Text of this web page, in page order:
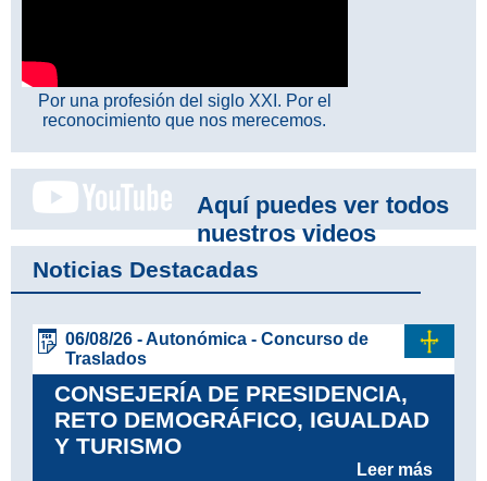
Por una profesión del siglo XXI. Por el
reconocimiento que nos merecemos.
Aquí puedes ver todos
nuestros videos
Noticias Destacadas
06/08/26 - Autonómica - Concurso de
Traslados
CONSEJERÍA DE PRESIDENCIA,
RETO DEMOGRÁFICO, IGUALDAD
Y TURISMO
Leer más